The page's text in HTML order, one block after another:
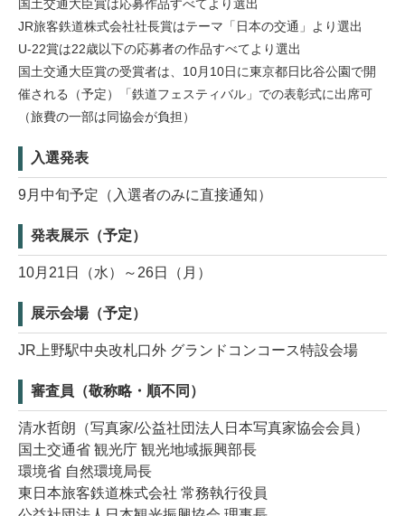
国土交通大臣賞は応募作品すべてより選出
JR旅客鉄道株式会社社長賞はテーマ「日本の交通」より選出
U-22賞は22歳以下の応募者の作品すべてより選出
国土交通大臣賞の受賞者は、10月10日に東京都日比谷公園で開
催される（予定）「鉄道フェスティバル」での表彰式に出席可
（旅費の一部は同協会が負担）
入選発表
9月中旬予定（入選者のみに直接通知）
発表展示（予定）
10月21日（水）～26日（月）
展示会場（予定）
JR上野駅中央改札口外 グランドコンコース特設会場
審査員（敬称略・順不同）
清水哲朗（写真家/公益社団法人日本写真家協会会員）
国土交通省 観光庁 観光地域振興部長
環境省 自然環境局長
東日本旅客鉄道株式会社 常務執行役員